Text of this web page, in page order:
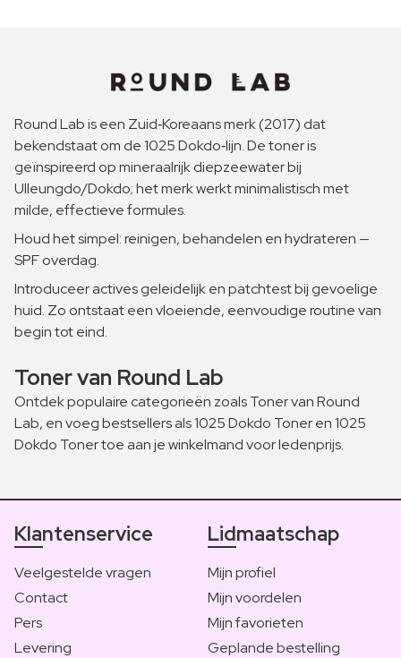
Round Lab is een Zuid‑Koreaans merk (2017) dat
bekendstaat om de 1025 Dokdo‑lijn. De toner is
geïnspireerd op mineraalrijk diepzeewater bij
Ulleungdo/Dokdo; het merk werkt minimalistisch met
milde, effectieve formules.
Houd het simpel: reinigen, behandelen en hydrateren —
SPF overdag.
Introduceer actives geleidelijk en patchtest bij gevoelige
huid. Zo ontstaat een vloeiende, eenvoudige routine van
begin tot eind.
Toner van Round Lab
Ontdek populaire categorieën zoals Toner van Round
Lab, en voeg bestsellers als 1025 Dokdo Toner en 1025
Dokdo Toner toe aan je winkelmand voor ledenprijs.
Klantenservice
Veelgestelde vragen
Contact
Pers
Levering
Lidmaatschap
Mijn profiel
Mijn voordelen
Mijn favorieten
Geplande bestelling